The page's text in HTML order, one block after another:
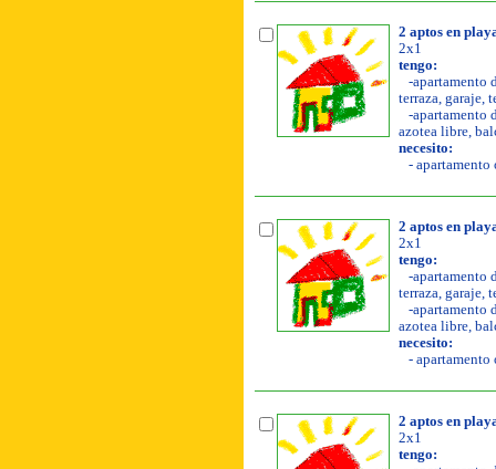
2 aptos en
2x1
tengo:
-apartamento
terraza, garaje,
-apartamento
azotea libre,
necesito:
- apartamento
2 aptos en
2x1
tengo:
-apartamento
terraza, garaje,
-apartamento
azotea libre,
necesito:
- apartamento
2 aptos en
2x1
tengo: